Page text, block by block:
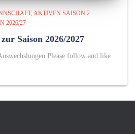
AKTIVEN SAISON 2
2026/27
Saison 2026/2027
Please follow and like